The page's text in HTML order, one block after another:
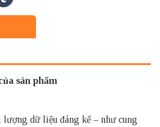
sản phẩm
dữ liệu đáng kể – như cung